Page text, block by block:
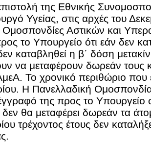
της Εθνικής
Υγείας, στις αρχές του
Ομοσπονδίες Αστικών και
το Υπουργείο ότι εάν δεν
καταβληθεί η β΄ δόση
να μεταφέρουν δωρεάν τους
Το χρονικό περιθώριο που
Η Πανελλαδική
της προς το Υπουργείο
δεν θα μεταφέρει δωρεάν τα
τρέχοντος έτους δεν